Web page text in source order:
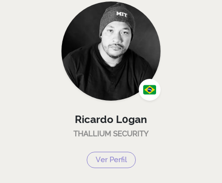
Ricardo L0gan
THALLIUM SECURITY
Ver Perfil